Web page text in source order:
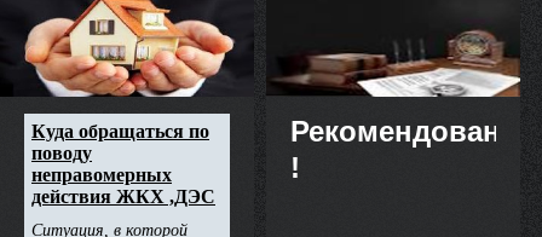
Миколайовича, Шаптали
Наталі Костянтинівни,
недвижимости
Рекомендовано
!